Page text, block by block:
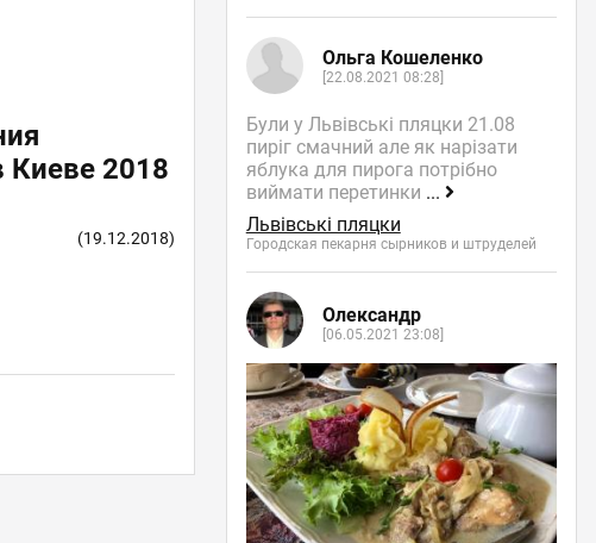
Киеве 2018
(19.12.2018)
Ольга Кошеленко
[22.08.2021 08:28]
Були у Львівські пляцки 21.08
пиріг смачний але як нарізати
яблука для пирога потрібно
виймати перетинки ...
Львівські пляцки
Городская пекарня сырников и штруделей
Олександр
[06.05.2021 23:08]